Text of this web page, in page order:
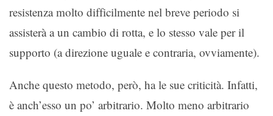
resistenza molto difficilmente nel breve periodo si
assisterà a un cambio di rotta, e lo stesso vale per il
supporto (a direzione uguale e contraria, ovviamente).
Anche questo metodo, però, ha le sue criticità. Infatti,
è anch’esso un po’ arbitrario. Molto meno arbitrario